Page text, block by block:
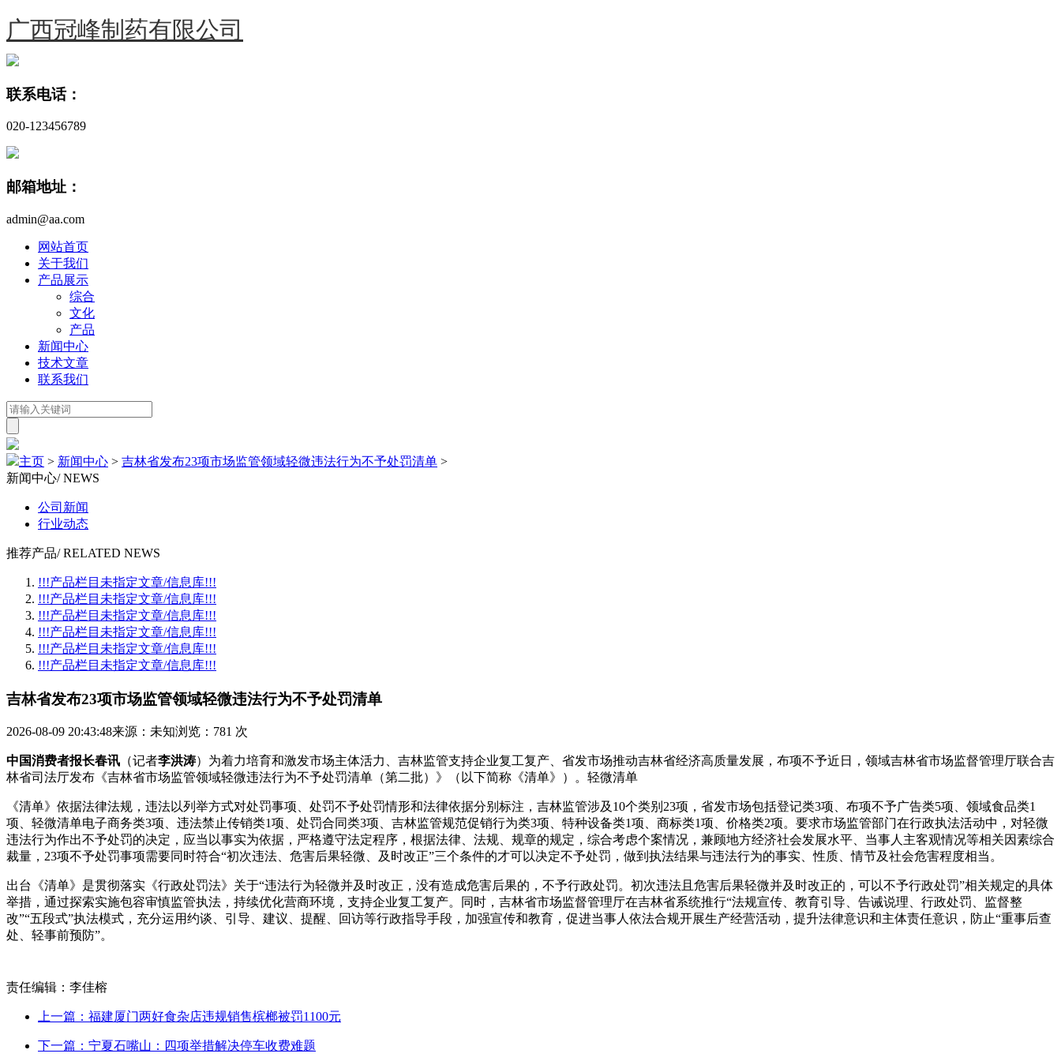
广西冠峰制药有限公司
联系电话：
020-123456789
邮箱地址：
admin@aa.com
网站首页
关于我们
产品展示
综合
文化
产品
新闻中心
技术文章
联系我们
主页 > 新闻中心 > 吉林省发布23项市场监管领域轻微违法行为不予处罚清单 >
新闻中心/ NEWS
公司新闻
行业动态
推荐产品/ RELATED NEWS
!!!产品栏目未指定文章/信息库!!!
!!!产品栏目未指定文章/信息库!!!
!!!产品栏目未指定文章/信息库!!!
!!!产品栏目未指定文章/信息库!!!
!!!产品栏目未指定文章/信息库!!!
!!!产品栏目未指定文章/信息库!!!
吉林省发布23项市场监管领域轻微违法行为不予处罚清单
2026-08-09 20:43:48来源：未知浏览：781 次
中国消费者报长春讯 （记者李洪涛）为着力培育和激发市场主体活力、吉林监管支持企业复工复产、省发市场推动吉林省经济高质量发展，布项不予近日，领域吉林省市场监督管理厅联合吉
林省司法厅发布《吉林省市场监管领域轻微违法行为不予处罚清单（第二批）》（以下简称《清单》）。轻微清单
《清单》依据法律法规，违法以列举方式对处罚事项、处罚不予处罚情形和法律依据分别标注，吉林监管涉及10个类别23项，省发市场包括登记类3项、布项不予广告类5项、领域食品类1
项、轻微清单电子商务类3项、违法禁止传销类1项、处罚合同类3项、吉林监管规范促销行为类3项、特种设备类1项、商标类1项、价格类2项。要求市场监管部门在行政执法活动中，对轻微
违法行为作出不予处罚的决定，应当以事实为依据，严格遵守法定程序，根据法律、法规、规章的规定，综合考虑个案情况，兼顾地方经济社会发展水平、当事人主客观情况等相关因素综合
裁量，23项不予处罚事项需要同时符合“初次违法、危害后果轻微、及时改正”三个条件的才可以决定不予处罚，做到执法结果与违法行为的事实、性质、情节及社会危害程度相当。
出台《清单》是贯彻落实《行政处罚法》关于“违法行为轻微并及时改正，没有造成危害后果的，不予行政处罚。初次违法且危害后果轻微并及时改正的，可以不予行政处罚”相关规定的具体
举措，通过探索实施包容审慎监管执法，持续优化营商环境，支持企业复工复产。同时，吉林省市场监督管理厅在吉林省系统推行“法规宣传、教育引导、告诫说理、行政处罚、监督整
改”“五段式”执法模式，充分运用约谈、引导、建议、提醒、回访等行政指导手段，加强宣传和教育，促进当事人依法合规开展生产经营活动，提升法律意识和主体责任意识，防止“重事后查
处、轻事前预防”。
责任编辑：李佳榕
上一篇：福建厦门两好食杂店违规销售槟榔被罚1100元
下一篇：宁夏石嘴山：四项举措解决停车收费难题